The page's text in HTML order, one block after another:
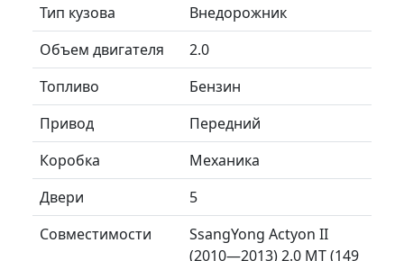
Тип кузова
Внедорожник
Объем двигателя
2.0
Топливо
Бензин
Привод
Передний
Коробка
Механика
Двери
5
Совместимости
SsangYong Actyon II
(2010—2013) 2.0 MT (149